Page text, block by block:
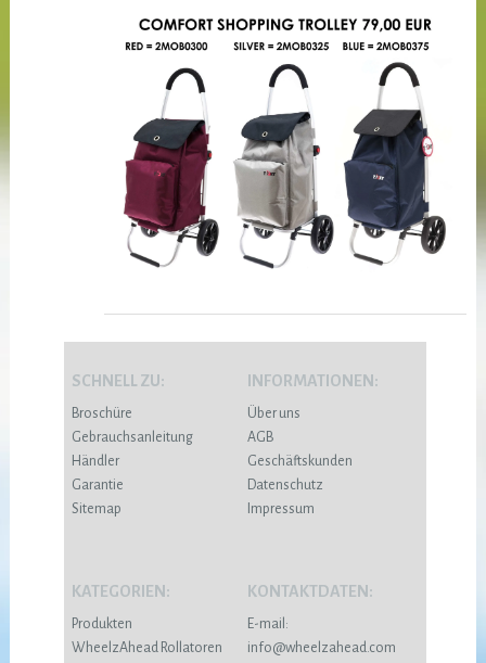
SCHNELL ZU:
Broschüre
Gebrauchsanleitung
Händler
Garantie
Sitemap
INFORMATIONEN:
Über uns
AGB
Geschäftskunden
Datenschutz
Impressum
KATEGORIEN:
Produkten
WheelzAhead Rollatoren
KONTAKTDATEN:
E-mail:
info@wheelzahead.com